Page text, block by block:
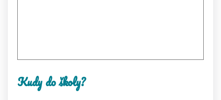
Kudy do školy?